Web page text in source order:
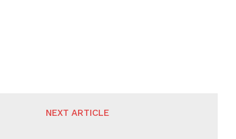
NEXT ARTICLE